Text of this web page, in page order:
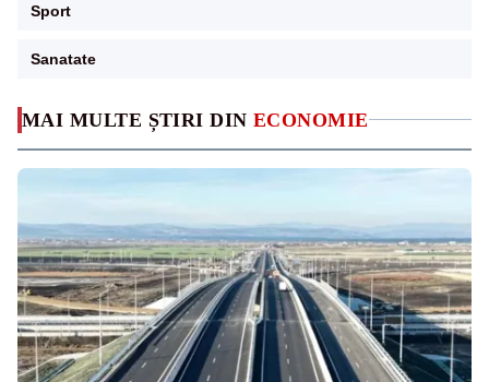
MAI MULTE ȘTIRI DIN ECONOMIE
Sport
Sanatate